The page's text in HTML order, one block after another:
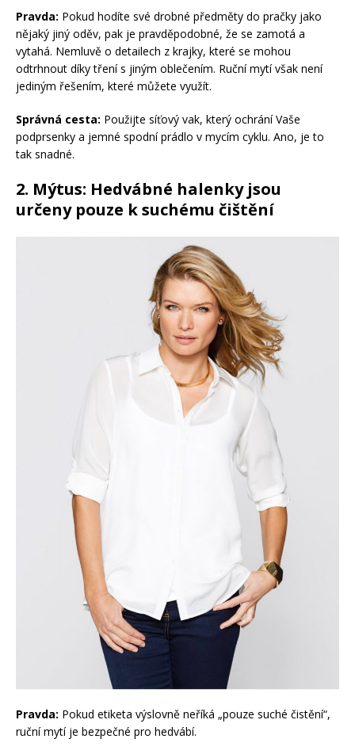
Pravda: Pokud hodíte své drobné předměty do pračky jako
nějaký jiný oděv, pak je pravděpodobné, že se zamotá a
vytahá. Nemluvě o detailech z krajky, které se mohou
odtrhnout díky tření s jiným oblečením. Ruční mytí však není
jediným řešením, které můžete využít.
Správná cesta: Použijte síťový vak, který ochrání Vaše
podprsenky a jemné spodní prádlo v mycím cyklu. Ano, je to
tak snadné.
2. Mýtus: Hedvábné halenky jsou
určeny pouze k suchému čištění
Pravda: Pokud etiketa výslovně neříká „pouze suché čistění“,
ruční mytí je bezpečné pro hedvábí.